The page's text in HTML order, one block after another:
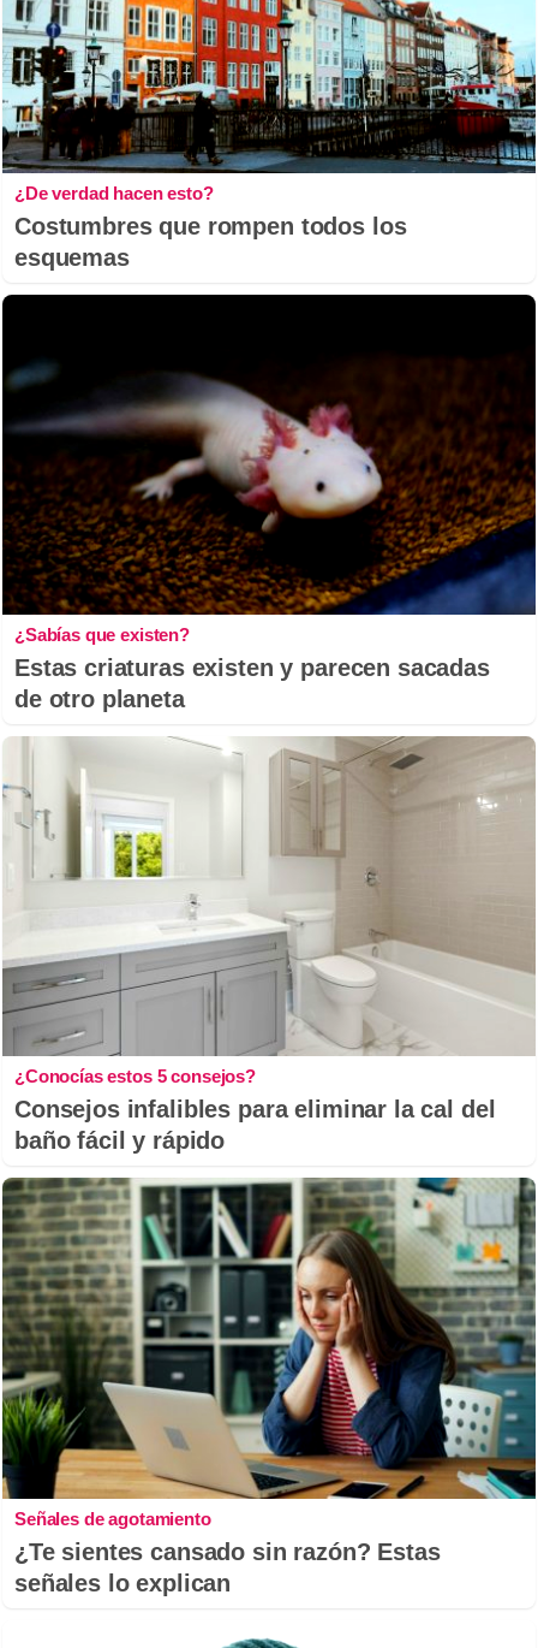
¿De verdad hacen esto?
Costumbres que rompen todos los
esquemas
¿Sabías que existen?
Estas criaturas existen y parecen sacadas
de otro planeta
¿Conocías estos 5 consejos?
Consejos infalibles para eliminar la cal del
baño fácil y rápido
Señales de agotamiento
¿Te sientes cansado sin razón? Estas
señales lo explican